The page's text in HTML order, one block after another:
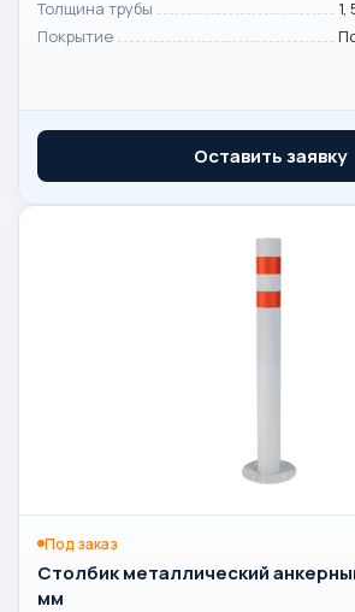
Толщина трубы
1,
Покрытие
Оставить заявку
Под заказ
Столбик металлический
мм